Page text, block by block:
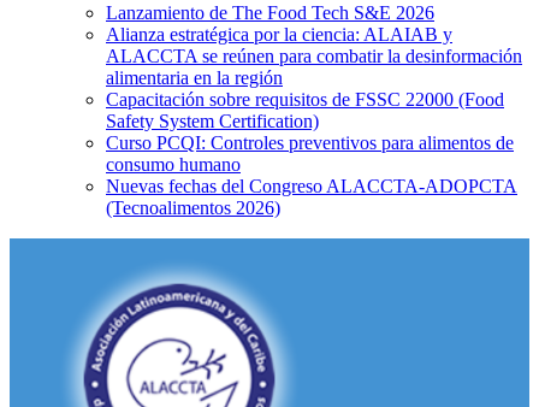
Lanzamiento de The Food Tech S&E 2026
Alianza estratégica por la ciencia: ALAIAB y
ALACCTA se reúnen para combatir la desinformación
alimentaria en la región
Capacitación sobre requisitos de FSSC 22000 (Food
Safety System Certification)
Curso PCQI: Controles preventivos para alimentos de
consumo humano
Nuevas fechas del Congreso ALACCTA-ADOPCTA
(Tecnoalimentos 2026)